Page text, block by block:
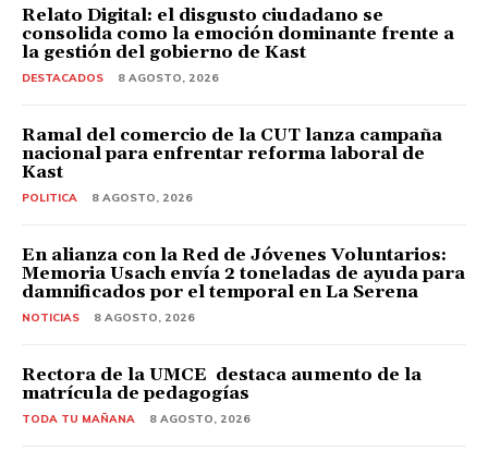
Relato Digital: el disgusto ciudadano se
consolida como la emoción dominante frente a
la gestión del gobierno de Kast
DESTACADOS 8 AGOSTO, 2026
Ramal del comercio de la CUT lanza campaña
nacional para enfrentar reforma laboral de
Kast
POLITICA 8 AGOSTO, 2026
En alianza con la Red de Jóvenes Voluntarios:
Memoria Usach envía 2 toneladas de ayuda para
damnificados por el temporal en La Serena
NOTICIAS 8 AGOSTO, 2026
Rectora de la UMCE destaca aumento de la
matrícula de pedagogías
TODA TU MAÑANA 8 AGOSTO, 2026